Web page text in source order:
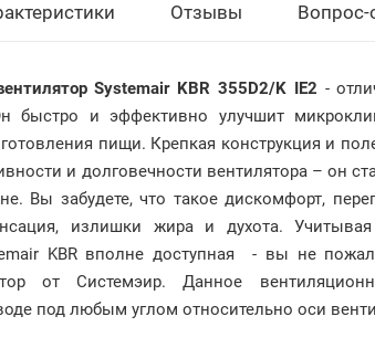
Отзывы Вопрос-
Systemair KBR 355D2/K IE2 -
быстро и эффективно улучшит
пищи. Крепкая конструкция и
и долговечности вентилятора – он
Вы забудете, что такое дискомфорт,
излишки жира и духота.
KBR вполне доступная - вы не
от Системэир. Данное
под любым углом относительно оси